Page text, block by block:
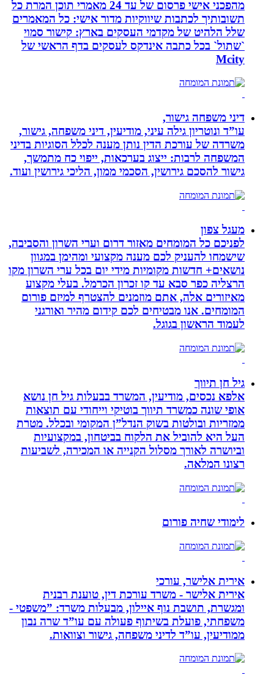
מהפכני אישי פרסום של עד 24 מאמרי תוכן המרת כל
תשובותיך לכתבות שיווקיות מדור אישי: כל המאמרים
שלל הלהיט של מקדמי העסקים בארץ: קישור סמוי
`שתול` בכל כתבה אינדקס לעסקים בדף הראשי של
Mcity
דיני משפחה גישור,
עו”ד ונוטריון גילה עיני, מודיעין, דיני משפחה, גישור,
משרדה של עורכת הדין נותן מענה לכלל הסוגיות בדיני
המשפחה לרבות: ייצוג בערכאות, ייפוי כח מתמשך,
גישור להסכם גירושין, הסכמי ממון, הליכי גירושין ועוד.
מעגל צפון
לפניכם כל המומחים מאזור דרום וערי השרון והסביבה,
שישמחו להעניק לכם מענה מקצועי ומהימן במגוון
נושאים+ חדשות מקומיות מידי יום בכל ערי השרון מקו
הרצליה כפר סבא עד קו זכרון הכרמל. בעלי מקצוע
מאיזורים אלה, אתם מוזמנים להצטרף למיזם פורום
המומחים. אנו מבטיחים לכם קידום מהיר ואורגני
לעמוד הראשון בגוגל.
גיל חן תיווך
אלפא נכסים, מודיעין, המשרד בבעלות גיל חן נושא
אופי שונה כמשרד תיווך בוטיקי וייחודי עם תוצאות
ממזריות ובולטות בשוק הנדל”ן המקומי ובכלל. מטרת
העל היא להוביל את הלקוח בביטחון, במקצועיות
וביושרה לאורך מסלול הקנייה או המכירה, לשביעות
רצונו המלאה.
לימודי שחיה פורום
אירית אלישר, עורכי
אירית אלישר - משרד עורכת דין, טוענת רבנית
ומגשרת, תושבת נוף איילון, מבעלות משרד: ”משפטי -
משפחתי, פועלת בשיתוף פעולה עם עו”ד שרה נבון
ממודיעין, עו”ד לדיני משפחה, גישור וצוואות.